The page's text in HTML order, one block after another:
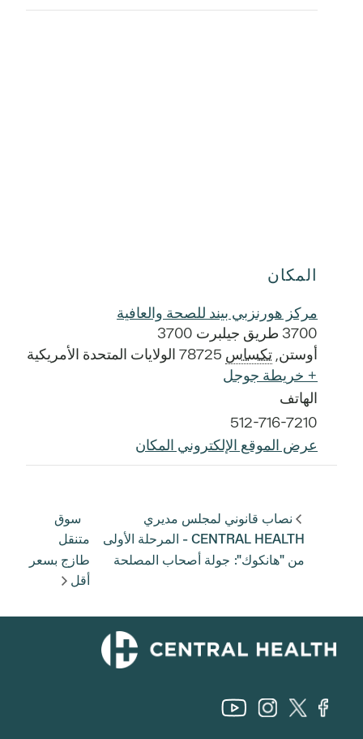
المكان
مركز هورنزبي بيند للصحة والعافية
3700 طريق جيلبرت 3700
أوستن, تكساس 78725 الولايات المتحدة الأمريكية
+ خريطة جوجل
الهاتف
512-716-7210
عرض الموقع الإلكتروني المكان
نصاب قانوني لمجلس مديري
CENTRAL HEALTH - المرحلة الأولى
من "هانكوك": جولة أصحاب المصلحة
سوق
متنقل
طازج بسعر
أقل